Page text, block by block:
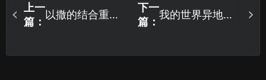
上一
篇：
以撒的结合重生
零门槛！
下一
篇：
我的世界异地组
免费联机！